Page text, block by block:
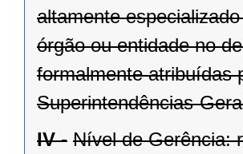
altamente
órgão ou entidade no
formalmente atribuídas
Superintendências-
IV - Nível de Gerência: